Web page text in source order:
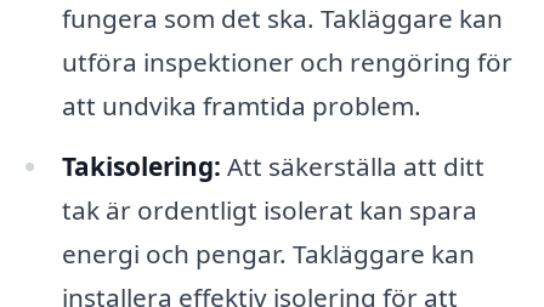
fungera som det ska. Takläggare kan
utföra inspektioner och rengöring för
att undvika framtida problem.
Takisolering: Att säkerställa att ditt
tak är ordentligt isolerat kan spara
energi och pengar. Takläggare kan
installera effektiv isolering för att